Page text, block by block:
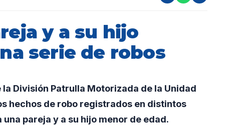
y a su hijo
serie de robos
la División Patrulla Motorizada de la Unidad
hechos de robo registrados en distintos
pareja y a su hijo menor de edad.